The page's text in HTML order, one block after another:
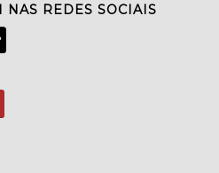
NAS REDES SOCIAIS